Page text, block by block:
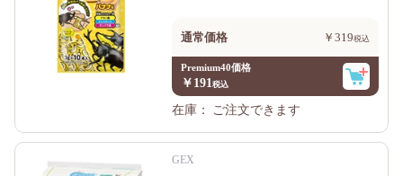
通常価格 ￥319
Premium40価格
￥191
在庫：
ご注文できます
GEX